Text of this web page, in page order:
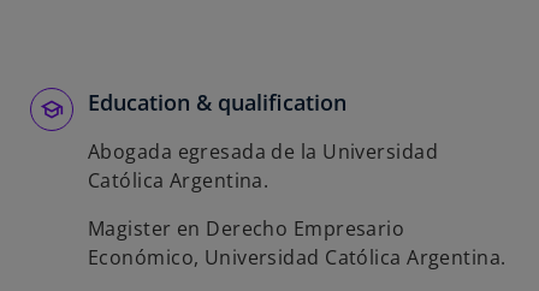
Education & qualification
Abogada egresada de la Universidad
Católica Argentina.
Magister en Derecho Empresario
Económico, Universidad Católica Argentina.